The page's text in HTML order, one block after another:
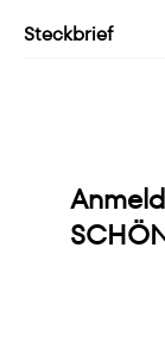
Steckbrief